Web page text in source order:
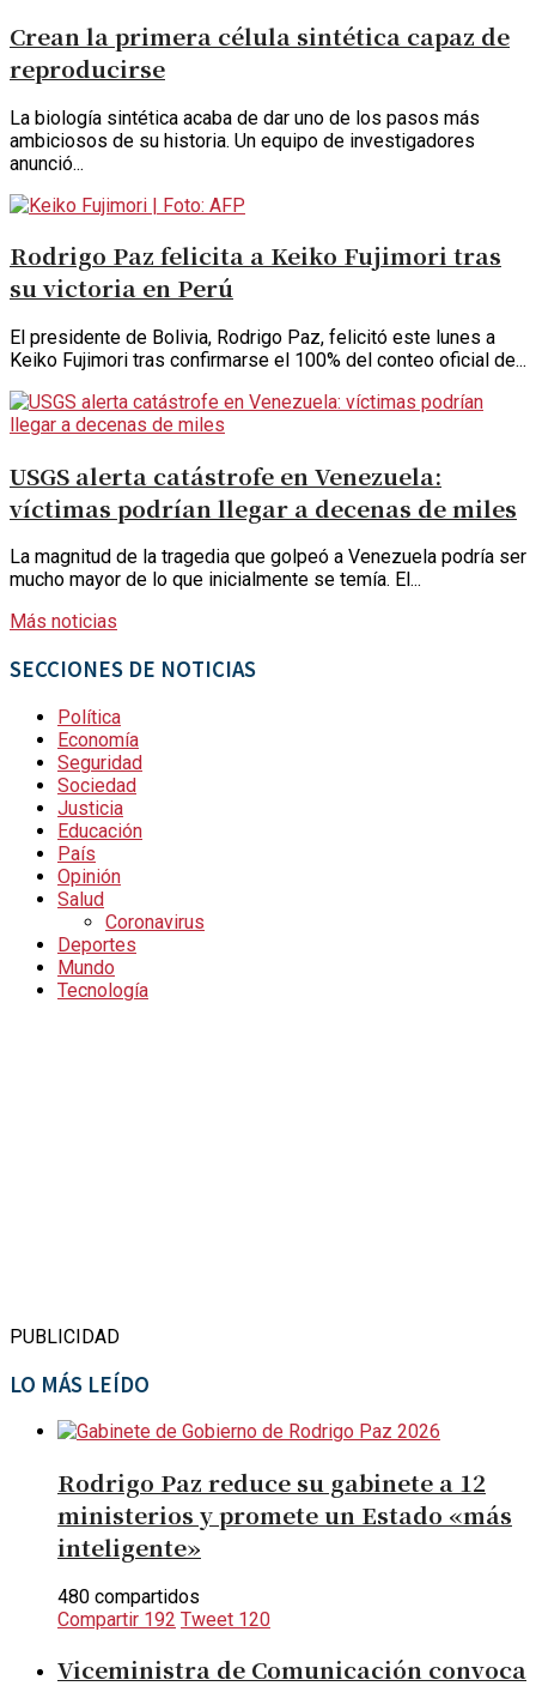
Crean la primera célula sintética capaz de
reproducirse
La biología sintética acaba de dar uno de los pasos más
ambiciosos de su historia. Un equipo de investigadores
anunció...
Rodrigo Paz felicita a Keiko Fujimori tras
su victoria en Perú
El presidente de Bolivia, Rodrigo Paz, felicitó este lunes a
Keiko Fujimori tras confirmarse el 100% del conteo oficial de...
USGS alerta catástrofe en Venezuela:
víctimas podrían llegar a decenas de miles
La magnitud de la tragedia que golpeó a Venezuela podría ser
mucho mayor de lo que inicialmente se temía. El...
Más noticias
SECCIONES DE NOTICIAS
Política
Economía
Seguridad
Sociedad
Justicia
Educación
País
Opinión
Salud
Coronavirus
Deportes
Mundo
Tecnología
PUBLICIDAD
LO MÁS LEÍDO
Rodrigo Paz reduce su gabinete a 12
ministerios y promete un Estado «más
inteligente»
480 compartidos
Compartir 192 Tweet 120
Viceministra de Comunicación convoca